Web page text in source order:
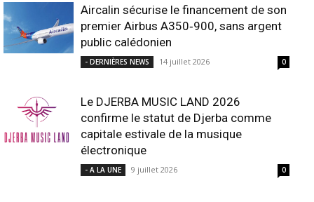
Aircalin sécurise le financement de son
premier Airbus A350‑900, sans argent
public calédonien
- DERNIÈRES NEWS 14 juillet 2026 0
Le DJERBA MUSIC LAND 2026
confirme le statut de Djerba comme
capitale estivale de la musique
électronique
- A LA UNE 9 juillet 2026 0